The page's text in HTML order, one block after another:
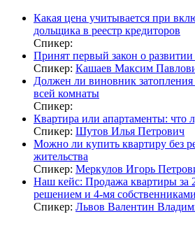
Какая цена учитывается при
дольщика в реестр кредиторов
Спикер:
Принят первый закон о
Спикер: Кашаев Максим
Должен ли виновник затопления
всей комнаты
Спикер:
Квартира или апартаменты: что
Спикер: Шутов Илья Петрович
Можно ли купить квартиру без
жительства
Спикер: Меркулов Игорь
Наш кейс: Продажа квартиры за
решением и 4-мя собственниками
Спикер: Львов Валентин